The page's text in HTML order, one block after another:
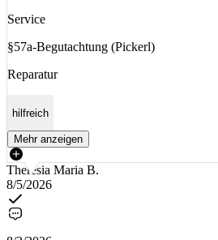
Service
§57a-Begutachtung (Pickerl)
Reparatur
hilfreich
Mehr anzeigen
Theresia Maria B.
8/5/2026